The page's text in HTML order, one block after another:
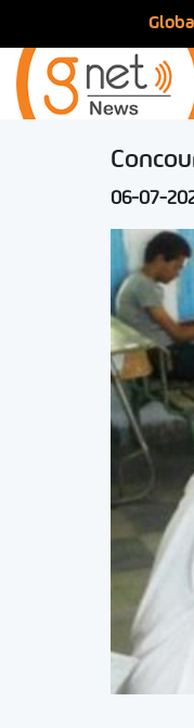
06-07-